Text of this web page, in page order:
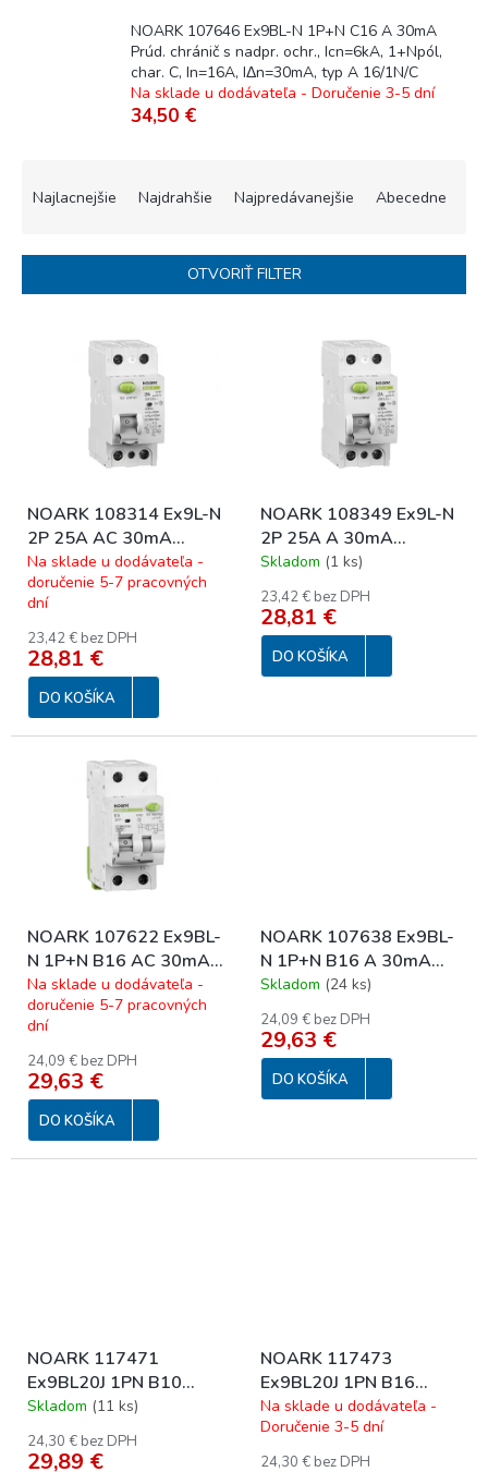
NOARK 107646 Ex9BL-N 1P+N C16 A 30mA
Prúd. chránič s nadpr. ochr., Icn=6kA, 1+Npól,
char. C, In=16A, IΔn=30mA, typ A 16/1N/C
Na sklade u dodávateľa - Doručenie 3-5 dní
34,50 €
i
o
v
Najlacnejšie Najdrahšie Najpredávanejšie Abecedne
OTVORIŤ FILTER
d
u
k
t
o
v
NOARK 108314 Ex9L-N
2P 25A AC 30mA
Prúdový chránič,
Icn=6kA, 2-pól, In=25A,
Na sklade u dodávateľa -
doručenie 5-7 pracovných
dní
23,42 € bez DPH
28,81 €
DO KOŠÍKA
NOARK 108349 Ex9L-N
2P 25A A 30mA
Prúdový chránič,
Icn=6kA, 2-pól, In=25A,
Skladom (1 ks)
23,42 € bez DPH
28,81 €
DO KOŠÍKA
NOARK 107622 Ex9BL-
N 1P+N B16 AC 30mA
Prúd. chránič s nadpr.
ochr., Icn=6kA, 1+Npól,
char. B, In=16A,
IΔn=30mA, typ AC
16/1N/B
Na sklade u dodávateľa -
doručenie 5-7 pracovných
dní
24,09 € bez DPH
29,63 €
DO KOŠÍKA
NOARK 107638 Ex9BL-
N 1P+N B16 A 30mA
Prúd. chránič s nadpr.
ochr., Icn=6kA, typ A
16/1N/B
Skladom (24 ks)
24,09 € bez DPH
29,63 €
DO KOŠÍKA
NOARK 117471
Ex9BL20J 1PN B10
30mA A Jednomodulový
Elektromagnetický prúd.
chránič s nadpr. ochr.,
Skladom (11 ks)
24,30 € bez DPH
29,89 €
NOARK 117473
Ex9BL20J 1PN B16
30mA A Jednomodulový
Elektromagnetický prúd.
chránič s nadpr. ochr.,
Na sklade u dodávateľa -
Doručenie 3-5 dní
24,30 € bez DPH